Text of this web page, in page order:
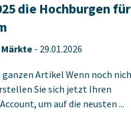
die Hochburgen für
- 29.01.2026
ganzen Artikel Wenn noch
Sie sich jetzt Ihren
um auf die neusten ...